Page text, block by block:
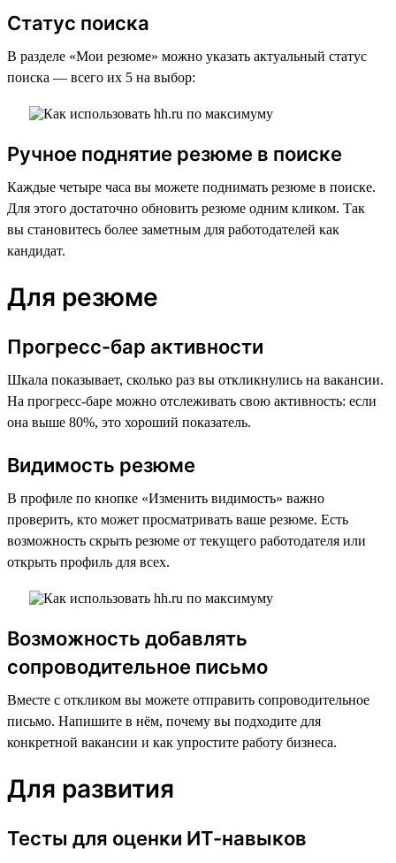
Статус поиска
В разделе «Мои резюме» можно указать актуальный статус
поиска — всего их 5 на выбор:
Ручное поднятие резюме в поиске
Каждые четыре часа вы можете поднимать резюме в поиске.
Для этого достаточно обновить резюме одним кликом. Так
вы становитесь более заметным для работодателей как
кандидат.
Для резюме
Прогресс-бар активности
Шкала показывает, сколько раз вы откликнулись на вакансии.
На прогресс-баре можно отслеживать свою активность: если
она выше 80%, это хороший показатель.
Видимость резюме
В профиле по кнопке «Изменить видимость» важно
проверить, кто может просматривать ваше резюме. Есть
возможность скрыть резюме от текущего работодателя или
открыть профиль для всех.
Возможность добавлять
сопроводительное письмо
Вместе с откликом вы можете отправить сопроводительное
письмо. Напишите в нём, почему вы подходите для
конкретной вакансии и как упростите работу бизнеса.
Для развития
Тесты для оценки ИТ-навыков